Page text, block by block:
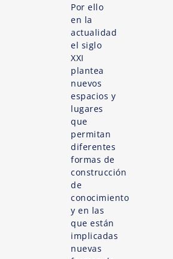
Por ello
en la
actualidad
el siglo
XXI
plantea
nuevos
espacios y
lugares
que
permitan
diferentes
formas de
construcción
de
conocimiento
y en las
que están
implicadas
nuevas